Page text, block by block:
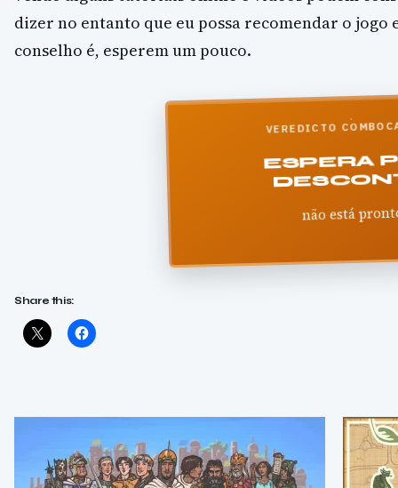
dizer no entanto que eu possa recomendar o jogo
conselho é, esperem um pouco.
VEREDICTO
ESPERA
não está
Share this: